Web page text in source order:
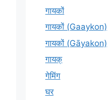
गायकों
गायकों (Gaaykon)
गायकों (Gāyakon)
गायक्
गेमिंग
घर